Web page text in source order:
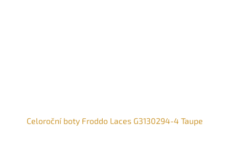
Celoroční boty Froddo Laces G3130294-4 Taupe